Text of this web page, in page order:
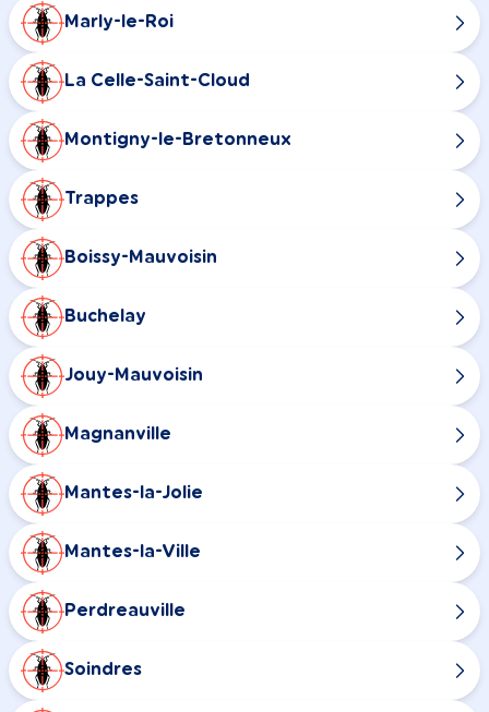
Marly-le-Roi
La Celle-Saint-Cloud
Montigny-le-Bretonneux
Trappes
Boissy-Mauvoisin
Buchelay
Jouy-Mauvoisin
Magnanville
Mantes-la-Jolie
Mantes-la-Ville
Perdreauville
Soindres